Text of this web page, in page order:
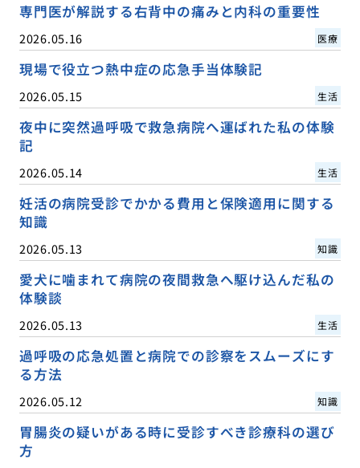
専門医が解説する右背中の痛みと内科の重要性
2026.05.16 医療
現場で役立つ熱中症の応急手当体験記
2026.05.15 生活
夜中に突然過呼吸で救急病院へ運ばれた私の体験
記
2026.05.14 生活
妊活の病院受診でかかる費用と保険適用に関する
知識
2026.05.13 知識
愛犬に噛まれて病院の夜間救急へ駆け込んだ私の
体験談
2026.05.13 生活
過呼吸の応急処置と病院での診察をスムーズにす
る方法
2026.05.12 知識
胃腸炎の疑いがある時に受診すべき診療科の選び
方